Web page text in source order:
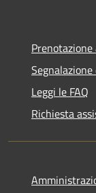
Leggi le FAQ
Richiesta